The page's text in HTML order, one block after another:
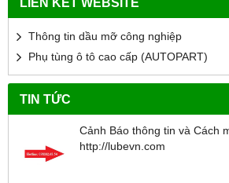
Thông tin dầu mỡ công nghiệp
Phụ tùng ô tô cao cấp (AUTOPART)
TIN TỨC
Cảnh Báo thông tin và Cách
http://lubevn.com